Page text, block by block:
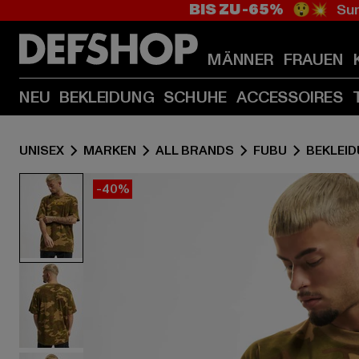
BIS ZU -65% 😲💥
MÄNNER FRAUEN
NEU BEKLEIDUNG SCHUHE ACCESSOIRES
UNISEX MARKEN ALL BRANDS FUBU
-40%